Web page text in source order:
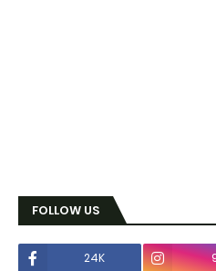
FOLLOW US
24K